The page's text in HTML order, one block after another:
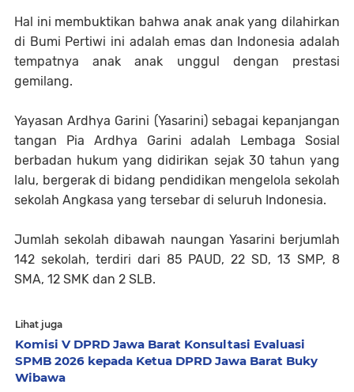
Hal ini membuktikan bahwa anak anak yang dilahirkan
di Bumi Pertiwi ini adalah emas dan Indonesia adalah
tempatnya anak anak unggul dengan prestasi
gemilang.
Yayasan Ardhya Garini (Yasarini) sebagai kepanjangan
tangan Pia Ardhya Garini adalah Lembaga Sosial
berbadan hukum yang didirikan sejak 30 tahun yang
lalu, bergerak di bidang pendidikan mengelola sekolah
sekolah Angkasa yang tersebar di seluruh Indonesia.
Jumlah sekolah dibawah naungan Yasarini berjumlah
142 sekolah, terdiri dari 85 PAUD, 22 SD, 13 SMP, 8
SMA, 12 SMK dan 2 SLB.
Lihat juga
Komisi V DPRD Jawa Barat Konsultasi Evaluasi
SPMB 2026 kepada Ketua DPRD Jawa Barat Buky
Wibawa